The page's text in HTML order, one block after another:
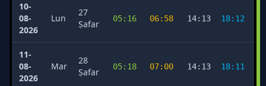
10-
08-
2026
Lun
27
Ṣafar
05:16 06:58 14:13 18:12
11-
08-
2026
Mar
28
Ṣafar
05:18 07:00 14:13 18:11